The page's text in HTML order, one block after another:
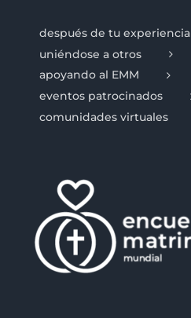
después de tu experiencia
uniéndose a otros
apoyando al EMM
eventos patrocinados
comunidades virtuales